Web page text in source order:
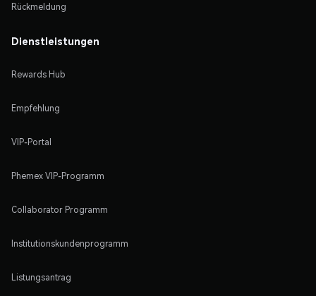
Rückmeldung
Dienstleistungen
Rewards Hub
Empfehlung
VIP-Portal
Phemex VIP-Programm
Collaborator Programm
Institutionskundenprogramm
Listungsantrag